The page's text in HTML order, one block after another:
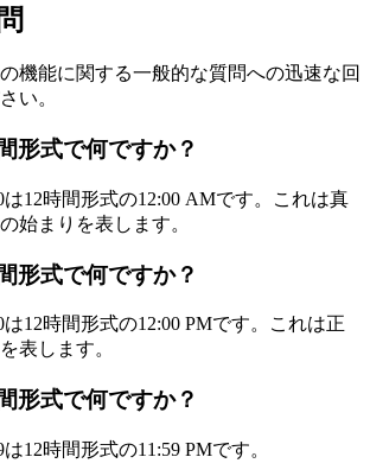
機能に関する一般的な質問への迅速な回
い。
形式で何ですか？
は12時間形式の12:00 AMです。これは真
始まりを表します。
形式で何ですか？
は12時間形式の12:00 PMです。これは正
表します。
形式で何ですか？
12時間形式の11:59 PMです。